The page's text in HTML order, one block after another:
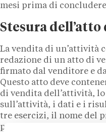
mesi prima di
Stesura
La vendita di un’attività
redazione di un atto di
firmato dal venditore e
Questo atto deve
di vendita dell’attività,
sull’attività, i dati e i
tre esercizi, il nome del
prezzo di acquisto,